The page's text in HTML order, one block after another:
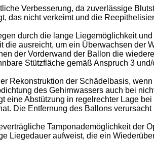
Verbesserung, da zuverlässige
das nicht verkeimt und die
durch die lange Liegemöglichkeit
ausreicht, um ein Überwachsen
der Vorderwand der Ballon die
Stützfläche gemäß Anspruch 3
Rekonstruktion der Schädelbasis,
des Gehirnwassers auch bei
eine Abstützung in regelrechter Lage
Die Entfernung des Ballons
Tamponademöglichkeit der
Liegedauer aufweist, die ein